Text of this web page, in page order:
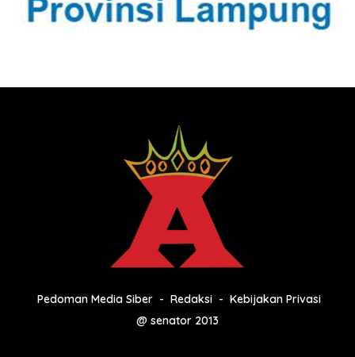
Pedoman Media Siber Redaksi
Kebijakan Privasi
@ senator 2013